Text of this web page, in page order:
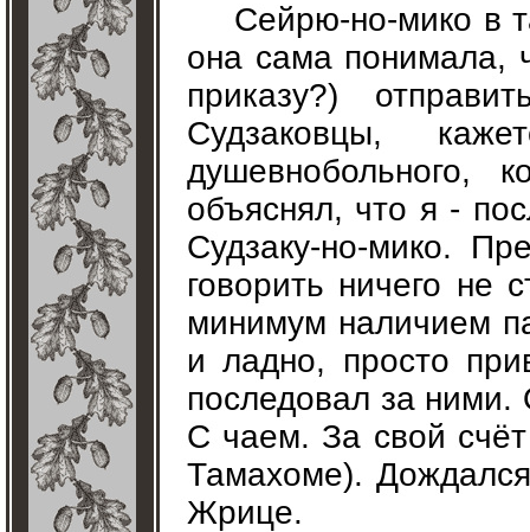
Сейрю-но-мико в
она сама понимала,
приказу?)
Судзаковцы,
душевнобольного,
объяснял, что я -
Судзаку-но-мико.
говорить ничего не
минимум наличием
и ладно, просто
последовал за ними.
С чаем. За свой
Тамахоме).
Жрице.